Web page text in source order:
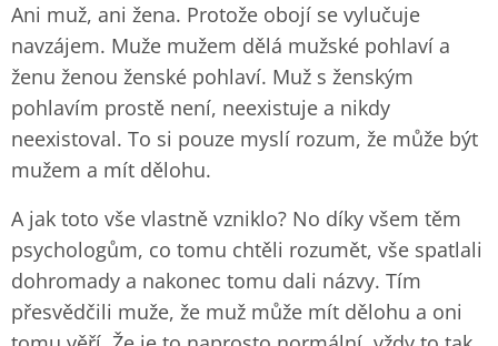
Ani muž, ani žena. Protože obojí se vylučuje
navzájem. Muže mužem dělá mužské pohlaví a
ženu ženou ženské pohlaví. Muž s ženským
pohlavím prostě není, neexistuje a nikdy
neexistoval. To si pouze myslí rozum, že může být
mužem a mít dělohu.
A jak toto vše vlastně vzniklo? No díky všem těm
psychologům, co tomu chtěli rozumět, vše spatlali
dohromady a nakonec tomu dali názvy. Tím
přesvědčili muže, že muž může mít dělohu a oni